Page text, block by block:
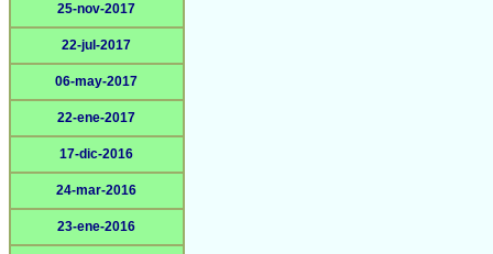
25-nov-2017
22-jul-2017
06-may-2017
22-ene-2017
17-dic-2016
24-mar-2016
23-ene-2016